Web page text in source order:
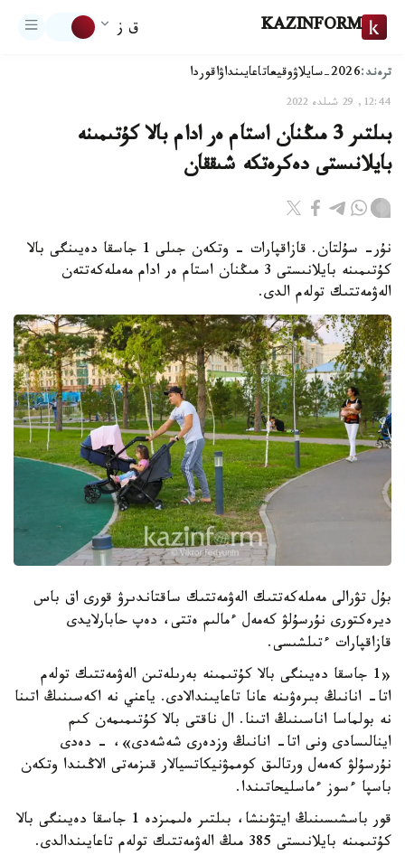
KAZINFORM ق ز
ترەند:2026-سايلاۋ وقيعاتاعايىنداۋاقوردا
12:44, 29 شىلدە 2022
بىلتىر 3 مىڭنان استام ەر ادام بالا كۇتىمىنە
بايلانىستى دەكرەتكە شىققان
نۇر- سۇلتان. قازاقپارات - وتكەن جىلى 1 جاسقا دەيىنگى بالا
كۇتىمىنە بايلانىستى 3 مىڭنان استام ەر ادام مەملەكەتتەن
الەۋمەتتىك تولەم الدى.
بۇل تۋرالى مەملەكەتتىك الەۋمەتتىك ساقتاندىرۋ قورى اق باس
ديرەكتورى نۇرسۇلۋ كەمەل ءمالىم ەتتى، دەپ حابارلايدى
قازاقپارات ءتىلشىسى.
«1 جاسقا دەيىنگى بالا كۇتىمىنە بەرىلەتىن الەۋمەتتىك تولەم
اتا- انانىڭ بىرەۋىنە عانا تاعايىندالادى. ياعني نە اكەسىنىڭ اتىنا
نە بولماسا اناسىنىڭ اتىنا. ال ناقتى بالا كۇتىمىمەن كىم
اينالىسادى ونى اتا- انانىڭ وزدەرى شەشەدى»، - دەدى
نۇرسۇلۋ كەمەل ورتالىق كوممۋنيكاتسيالار قىزمەتى الاڭىندا وتكەن
باسپا ءسوز ءماسليحاتىندا.
قور باسشىسىنىڭ ايتۋىنشا، بىلتىر ەلىمىزدە 1 جاسقا دەيىنگى بالا
كۇتىمىنە بايلانىستى 385 مىڭ الەۋمەتتىك تولەم تاعايىندالدى.